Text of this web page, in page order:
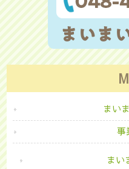
まい
事
まい